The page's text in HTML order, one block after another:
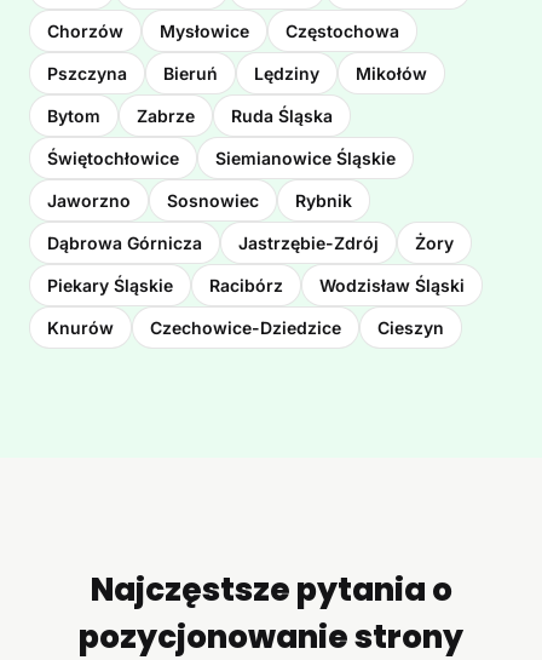
Chorzów Mysłowice Częstochowa
Pszczyna Bieruń Lędziny Mikołów
Bytom Zabrze Ruda Śląska
Świętochłowice Siemianowice Śląskie
Jaworzno Sosnowiec Rybnik
Dąbrowa Górnicza Jastrzębie-Zdrój Żory
Piekary Śląskie Racibórz Wodzisław Śląski
Knurów Czechowice-Dziedzice Cieszyn
Najczęstsze pytania o
pozycjonowanie strony